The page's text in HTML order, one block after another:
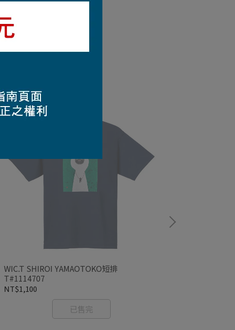
WIC.T SHIROI YAMAOTOKO短排
T#1114707
NT$1,100
已售完